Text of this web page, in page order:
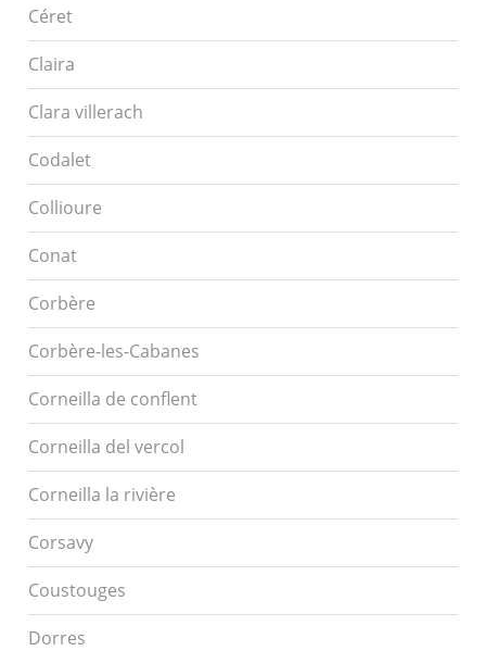
Céret
Claira
Clara villerach
Codalet
Collioure
Conat
Corbère
Corbère-les-Cabanes
Corneilla de conflent
Corneilla del vercol
Corneilla la rivière
Corsavy
Coustouges
Dorres